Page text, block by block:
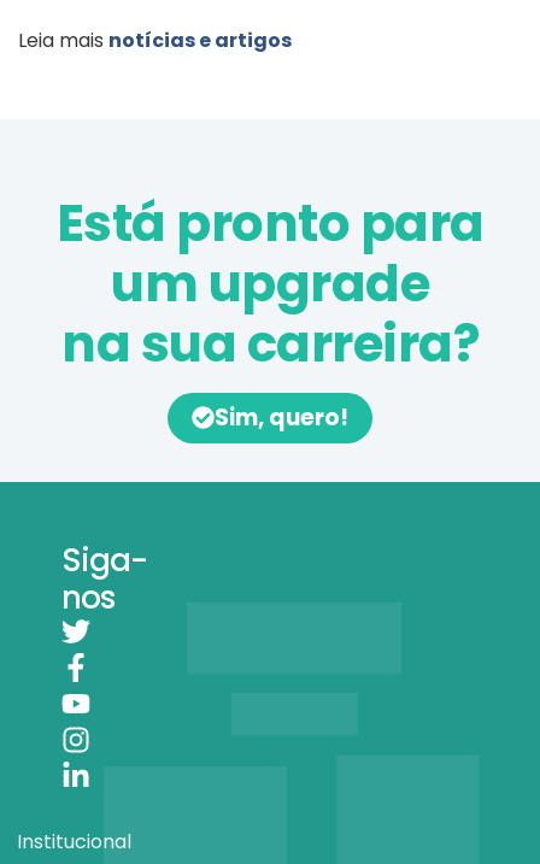
Leia mais notícias e artigos
Está pronto para
um upgrade
na sua carreira?
Sim, quero!
Siga-
nos
Institucional